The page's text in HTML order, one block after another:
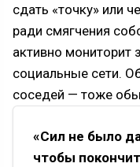
сдать «точку» или
ради смягчения
активно мониторит
социальные сети.
соседей — тоже
«Сил не было
чтобы